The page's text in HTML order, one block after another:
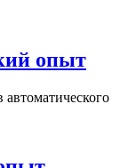
опыт
автоматического